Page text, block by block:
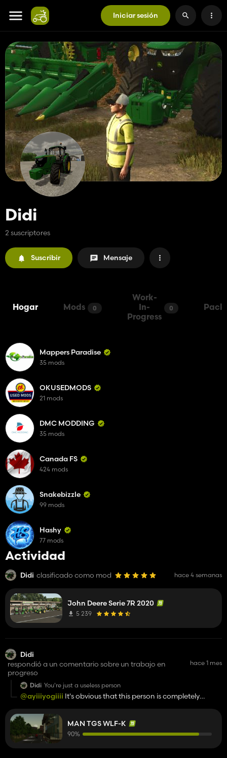
Iniciar sesión
Didi
2 suscriptores
Suscribir Mensaje
Hogar Mods 0
Work-
In-
Progress
0
Actividad
Didi clasificado como mod hace 4 semanas
John Deere Serie 7R 2020
5 239
Didi
respondió a un comentario sobre un trabajo en
progreso
hace 1 mes
Didi You're just a useless person
@ayiiiyogiiii It's obvious that this person is completely
MAN TGS WLF-K
90%
Mappers Paradise
35 mods
OKUSEDMODS
21 mods
DMC MODDING
35 mods
Canada FS
424 mods
Snakebizzle
99 mods
Hashy
77 mods